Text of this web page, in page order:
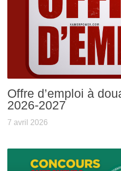
Offre d’emploi à
2026-2027
7 avril 2026